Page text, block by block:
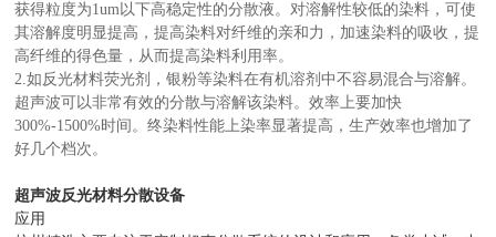
获得粒度为1um以下高稳定性的分散液。对溶解性较低的染料，可使
其溶解度明显提高，提高染料对纤维的亲和力，加速染料的吸收，提
高纤维的得色量，从而提高染料利用率。
2.如反光材料荧光剂，银粉等染料在有机溶剂中不容易混合与溶解。
超声波可以非常有效的分散与溶解该染料。效率上要加快
300%-1500%时间。终染料性能上染率显著提高，生产效率也增加了
好几个档次。
超声波反光材料分散设备
应用